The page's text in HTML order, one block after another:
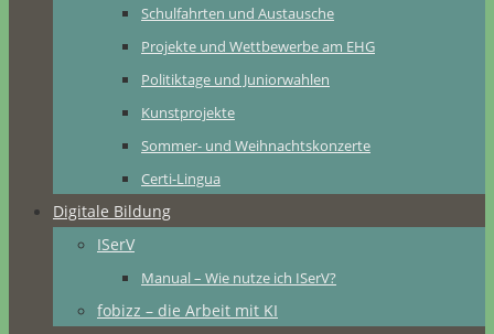
Schulfahrten und Austausche
Projekte und Wettbewerbe am EHG
Politiktage und Juniorwahlen
Kunstprojekte
Sommer- und Weihnachtskonzerte
Certi-Lingua
Digitale Bildung
ISerV
Manual – Wie nutze ich ISerV?
fobizz – die Arbeit mit KI